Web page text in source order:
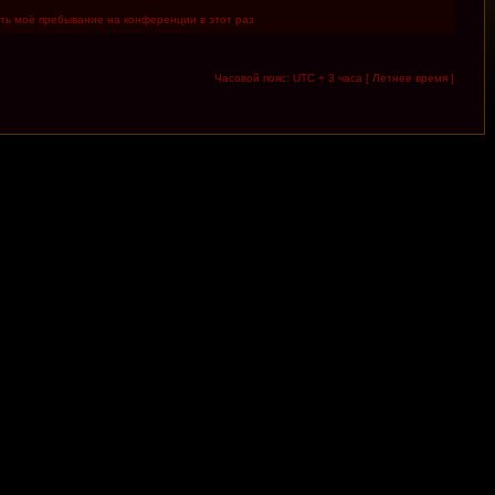
моё пребывание на конференции в этот раз
Часовой пояс: UTC + 3 часа [ Летнее время ]